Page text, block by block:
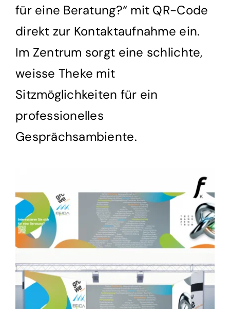
für eine Beratung?“ mit QR-Code
direkt zur Kontaktaufnahme ein.
Im Zentrum sorgt eine schlichte,
weisse Theke mit
Sitzmöglichkeiten für ein
professionelles
Gesprächsambiente.